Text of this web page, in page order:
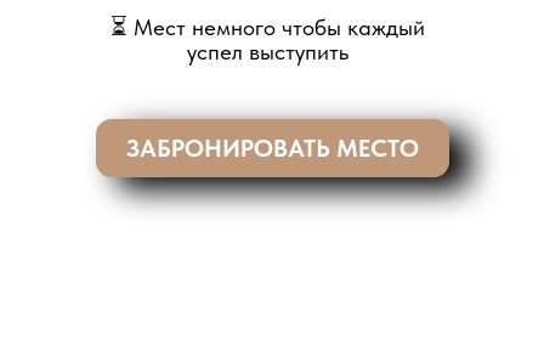
⏳ Мест немного чтобы каждый
успел выступить
ЗАБРОНИРОВАТЬ МЕСТО